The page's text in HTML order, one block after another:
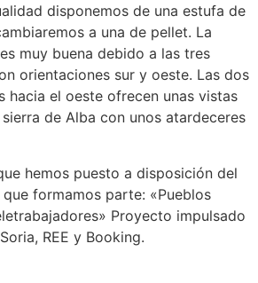
disponemos de una estufa de
a una de pellet. La
muy buena debido a las tres
orientaciones sur y oeste. Las dos
hacia el oeste ofrecen unas vistas
de Alba con unos atardeceres
hemos puesto a disposición del
formamos parte: «Pueblos
Proyecto impulsado
REE y Booking.